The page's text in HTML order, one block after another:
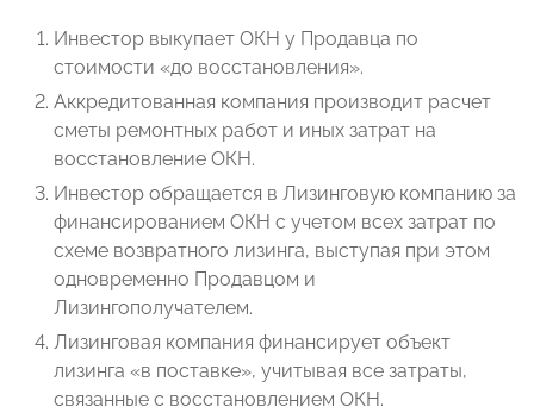
Инвестор выкупает ОКН у Продавца по
стоимости «до восстановления».
Аккредитованная компания производит расчет
сметы ремонтных работ и иных затрат на
восстановление ОКН.
Инвестор обращается в Лизинговую компанию за
финансированием ОКН с учетом всех затрат по
схеме возвратного лизинга, выступая при этом
одновременно Продавцом и
Лизингополучателем.
Лизинговая компания финансирует объект
лизинга «в поставке», учитывая все затраты,
связанные с восстановлением ОКН.